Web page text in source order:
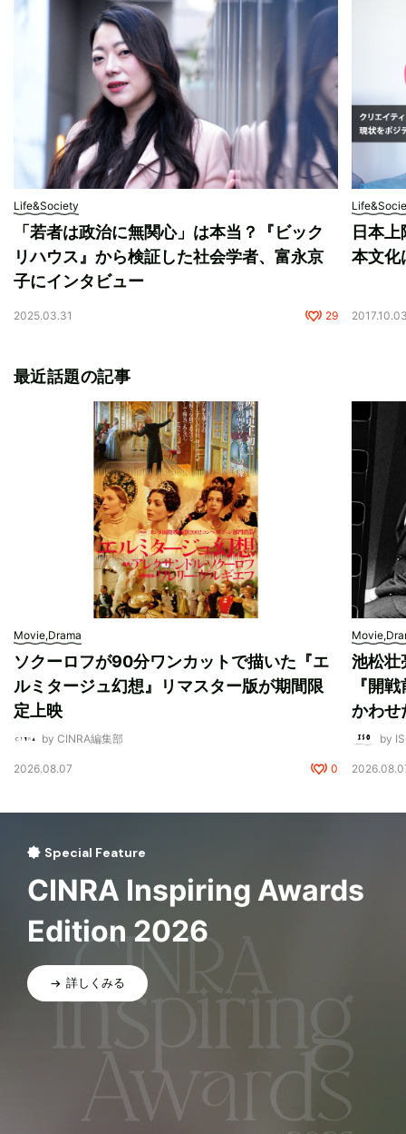
Life&Society
「若者は政治に無関心」は本当？『ビック
リハウス』から検証した社会学者、富永京
子にインタビュー
2025.03.31 29
日本
本文化
最近話題の記事
Movie,Drama
ソクーロフが90分ワンカットで描いた『エ
ルミタージュ幻想』リマスター版が期間限
定上映
by CINRA編集部
2026.08.07 0
池松壮
『開
かわせ
by
Special Feature
CINRA Inspiring Awards
Edition 2026
詳しくみる